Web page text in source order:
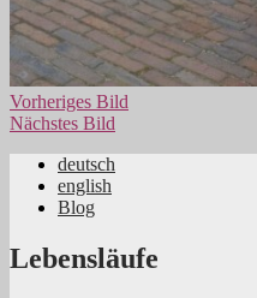
Vorheriges Bild
Nächstes Bild
Jüdische
Rheinland
deutsch
english
Blog
Lebensläufe